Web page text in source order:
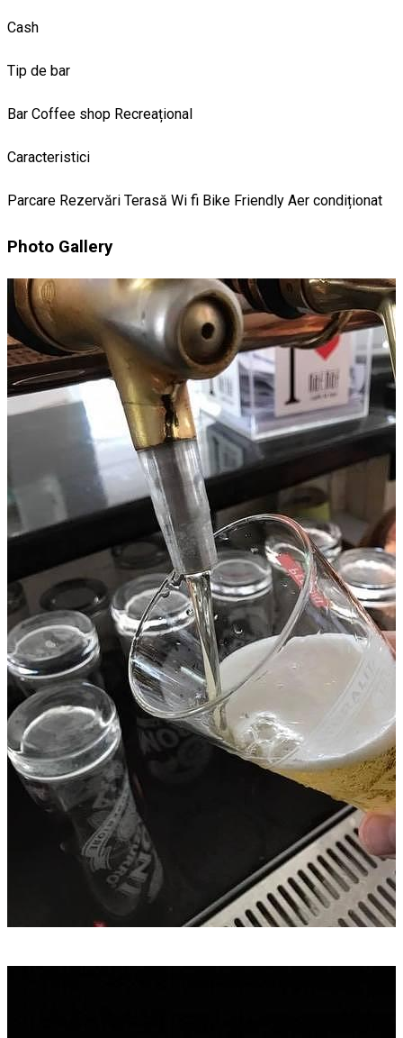
Cash
Tip de bar
Bar Coffee shop Recreațional
Caracteristici
Parcare Rezervări Terasă Wi fi Bike Friendly Aer condiționat
Photo Gallery